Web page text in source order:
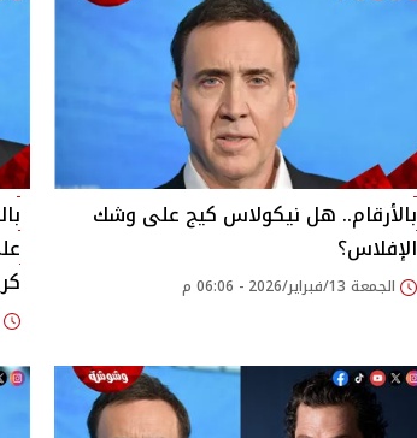
بالأرقام.. هل نيكولاس كيج على وشك
الإفلاس؟
الجمعة 13/فبراير/2026 - 06:06 م